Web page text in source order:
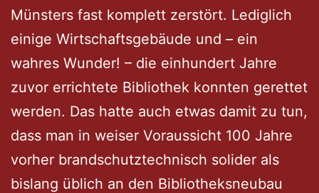
Münsters fast komplett zerstört. Lediglich
einige Wirtschaftsgebäude und – ein
wahres Wunder! – die einhundert Jahre
zuvor errichtete Bibliothek konnten gerettet
werden. Das hatte auch etwas damit zu tun,
dass man in weiser Voraussicht 100 Jahre
vorher brandschutztechnisch solider als
bislang üblich an den Bibliotheksneubau